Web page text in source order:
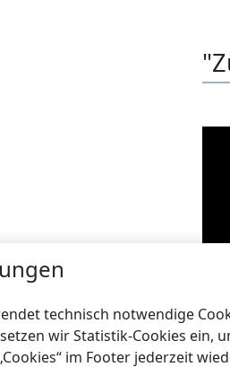
technisch notwendige
wir Statistik-Cookies ein,
im Footer jederzeit